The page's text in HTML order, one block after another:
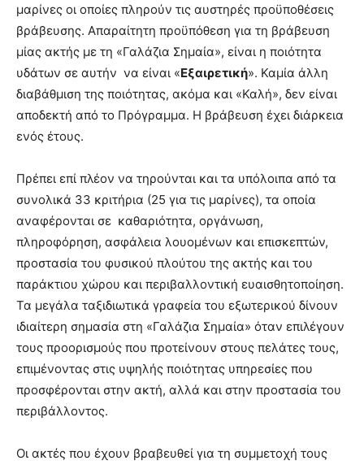
μαρίνες οι οποίες πληρούν τις αυστηρές προϋποθέσεις
βράβευσης. Απαραίτητη προϋπόθεση για τη βράβευση
μίας ακτής με τη «Γαλάζια Σημαία», είναι η ποιότητα
υδάτων σε αυτήν να είναι «Εξαιρετική». Καμία άλλη
διαβάθμιση της ποιότητας, ακόμα και «Καλή», δεν είναι
αποδεκτή από το Πρόγραμμα. Η βράβευση έχει διάρκεια
ενός έτους.
Πρέπει επί πλέον να τηρούνται και τα υπόλοιπα από τα
συνολικά 33 κριτήρια (25 για τις μαρίνες), τα οποία
αναφέρονται σε καθαριότητα, οργάνωση,
πληροφόρηση, ασφάλεια λουομένων και επισκεπτών,
προστασία του φυσικού πλούτου της ακτής και του
παράκτιου χώρου και περιβαλλοντική ευαισθητοποίηση.
Τα μεγάλα ταξιδιωτικά γραφεία του εξωτερικού δίνουν
ιδιαίτερη σημασία στη «Γαλάζια Σημαία» όταν επιλέγουν
τους προορισμούς που προτείνουν στους πελάτες τους,
επιμένοντας στις υψηλής ποιότητας υπηρεσίες που
προσφέρονται στην ακτή, αλλά και στην προστασία του
περιβάλλοντος.
Οι ακτές που έχουν βραβευθεί για τη συμμετοχή τους